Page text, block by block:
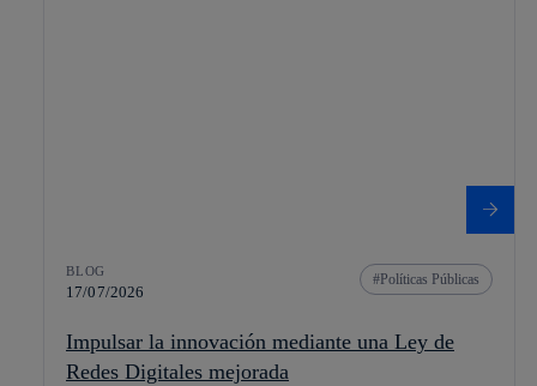
BLOG
17/07/2026
Políticas Públicas
Impulsar la innovación mediante una Ley de
Redes Digitales mejorada